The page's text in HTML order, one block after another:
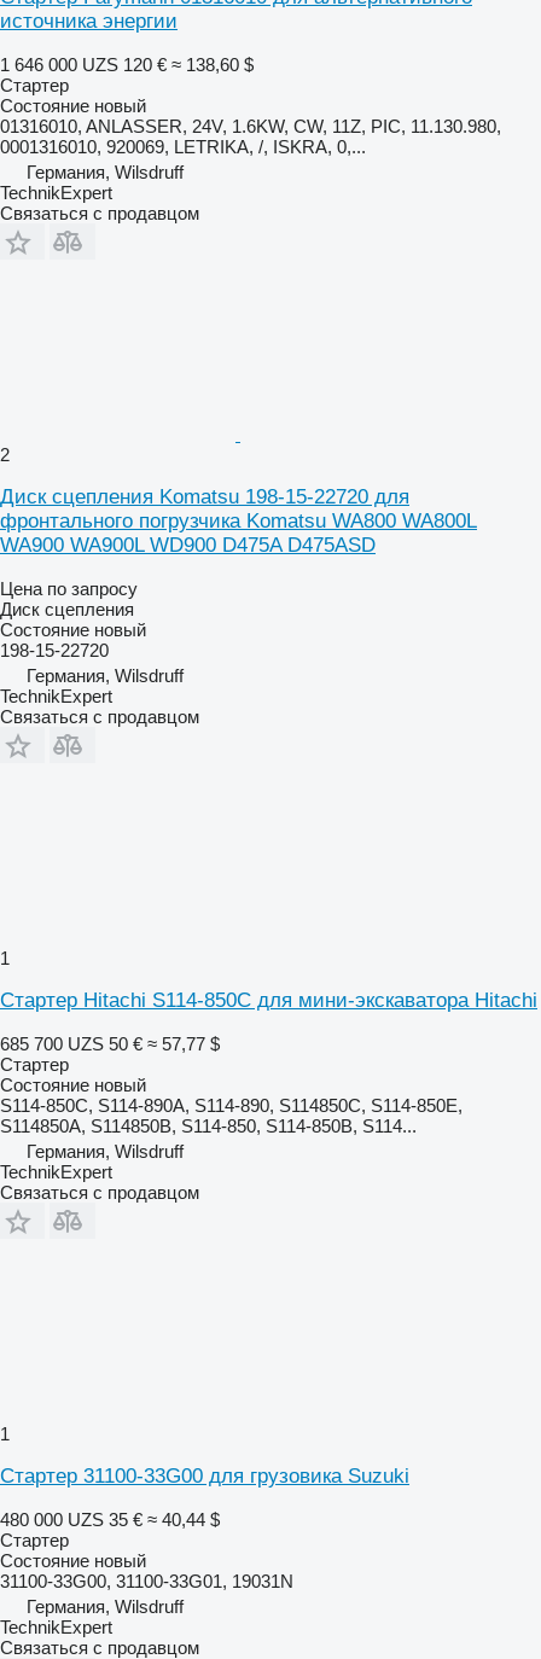
источника энергии
1 646 000 UZS 120 € ≈ 138,60 $
Стартер
Состояние новый
01316010, ANLASSER, 24V, 1.6KW, CW, 11Z, PIC, 11.130.980,
0001316010, 920069, LETRIKA, /, ISKRA, 0,...
Германия, Wilsdruff
TechnikExpert
Связаться с продавцом
2
Диск сцепления Komatsu 198-15-22720 для
фронтального погрузчика Komatsu WA800 WA800L
WA900 WA900L WD900 D475A D475ASD
Цена по запросу
Диск сцепления
Состояние новый
198-15-22720
Германия, Wilsdruff
TechnikExpert
Связаться с продавцом
1
Стартер Hitachi S114-850C для мини-экскаватора Hitachi
685 700 UZS 50 € ≈ 57,77 $
Стартер
Состояние новый
S114-850C, S114-890A, S114-890, S114850C, S114-850E,
S114850A, S114850B, S114-850, S114-850B, S114...
Германия, Wilsdruff
TechnikExpert
Связаться с продавцом
1
Стартер 31100-33G00 для грузовика Suzuki
480 000 UZS 35 € ≈ 40,44 $
Стартер
Состояние новый
31100-33G00, 31100-33G01, 19031N
Германия, Wilsdruff
TechnikExpert
Связаться с продавцом